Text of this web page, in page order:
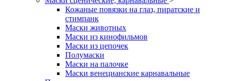
Кожаные повязки на глаз, пиратские и
стимпанк
Маски животных
Маски из кинофильмов
Маски из цепочек
Полумаски
Маски на палочке
Маски венецианские карнавальные